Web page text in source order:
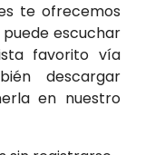
te ofrecemos
escuchar
favorito vía
descargar
en nuestro